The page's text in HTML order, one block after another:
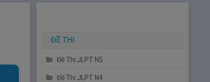
ĐỀ THI
Đề Thi JLPT N5
Đề Thi JLPT N4